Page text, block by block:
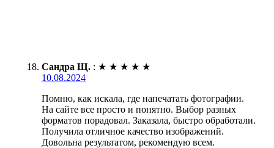
Сандра Щ. : ★ ★ ★ ★ ★
10.08.2024
Помню, как искала, где напечатать фотографии.
На сайте все просто и понятно. Выбор разных
форматов порадовал. Заказала, быстро обработали.
Получила отличное качество изображений.
Довольна результатом, рекомендую всем.